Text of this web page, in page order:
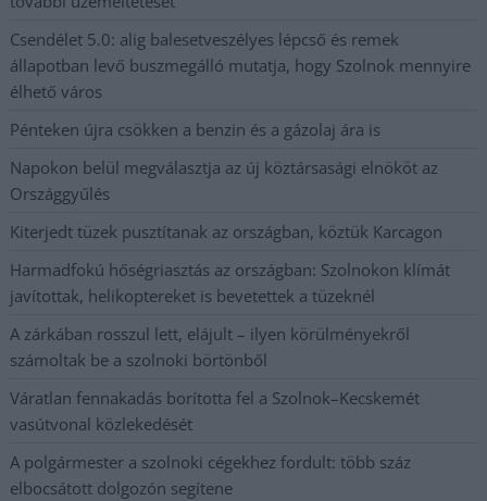
Csendélet 5.0: alig balesetveszélyes lépcső és remek
állapotban levő buszmegálló mutatja, hogy Szolnok mennyire
élhető város
Pénteken újra csökken a benzin és a gázolaj ára is
Napokon belül megválasztja az új köztársasági elnököt az
Országgyűlés
Kiterjedt tüzek pusztítanak az országban, köztük Karcagon
Harmadfokú hőségriasztás az országban: Szolnokon klímát
javítottak, helikoptereket is bevetettek a tüzeknél
A zárkában rosszul lett, elájult – ilyen körülményekről
számoltak be a szolnoki börtönből
Váratlan fennakadás borította fel a Szolnok–Kecskemét
vasútvonal közlekedését
A polgármester a szolnoki cégekhez fordult: több száz
elbocsátott dolgozón segítene